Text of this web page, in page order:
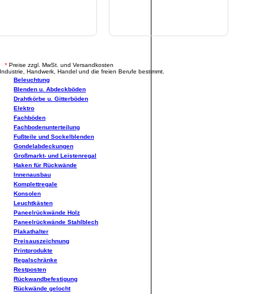
* Preise zzgl. MwSt. und Versandkosten
Handwerk, Handel und die freien Berufe bestimmt.
Beleuchtung
Blenden u. Abdeckböden
Drahtkörbe u. Gitterböden
Elektro
Fachböden
Fachbodenunterteilung
Fußteile und Sockelblenden
Gondelabdeckungen
Großmarkt- und Leistenregal
Haken für Rückwände
Innenausbau
Komplettregale
Konsolen
Leuchtkästen
Paneelrückwände Holz
Paneelrückwände Stahlblech
Plakathalter
Preisauszeichnung
Printprodukte
Regalschränke
Restposten
Rückwandbefestigung
Rückwände gelocht